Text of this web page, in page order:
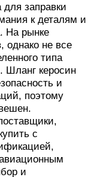
для заправки
к деталям и
На рынке
однако не все
типа
Шланг керосин
и
поэтому
с
и